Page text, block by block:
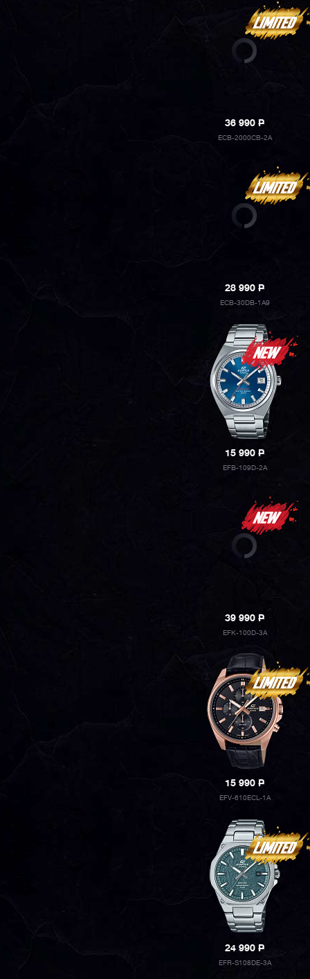
36 990P
ECB-2000CB-2A
28 990P
ECB-30DB-1A9
15 990P
EFB-109D-2A
39 990P
EFK-100D-3A
15 990P
EFV-610ECL-1A
24 990P
EFR-S108DE-3A